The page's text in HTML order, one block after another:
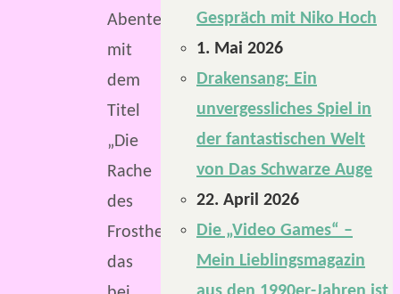
Abenteuer
mit
dem
Titel
„Die
Rache
des
Frosthexers“,
das
Gespräch mit Niko Hoch
1. Mai 2026
Drakensang: Ein
unvergessliches Spiel in
der fantastischen Welt
von Das Schwarze Auge
22. April 2026
Die „Video Games“ –
Mein Lieblingsmagazin